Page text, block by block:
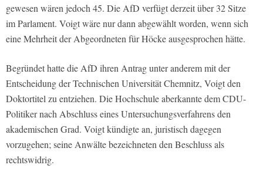
gewesen wären jedoch 45. Die AfD verfügt derzeit über 32 Sitze
im Parlament. Voigt wäre nur dann abgewählt worden, wenn sich
eine Mehrheit der Abgeordneten für Höcke ausgesprochen hätte.
Begründet hatte die AfD ihren Antrag unter anderem mit der
Entscheidung der Technischen Universität Chemnitz, Voigt den
Doktortitel zu entziehen. Die Hochschule aberkannte dem CDU-
Politiker nach Abschluss eines Untersuchungsverfahrens den
akademischen Grad. Voigt kündigte an, juristisch dagegen
vorzugehen; seine Anwälte bezeichneten den Beschluss als
rechtswidrig.